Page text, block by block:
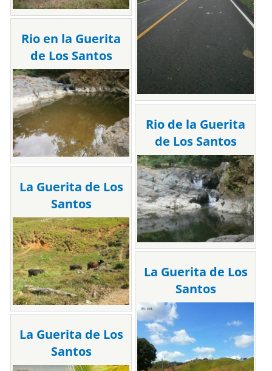
Rio en la Guerita
de Los Santos
Rio de la Guerita
de Los Santos
La Guerita de Los
Santos
La Guerita de Los
Santos
La Guerita de Los
Santos